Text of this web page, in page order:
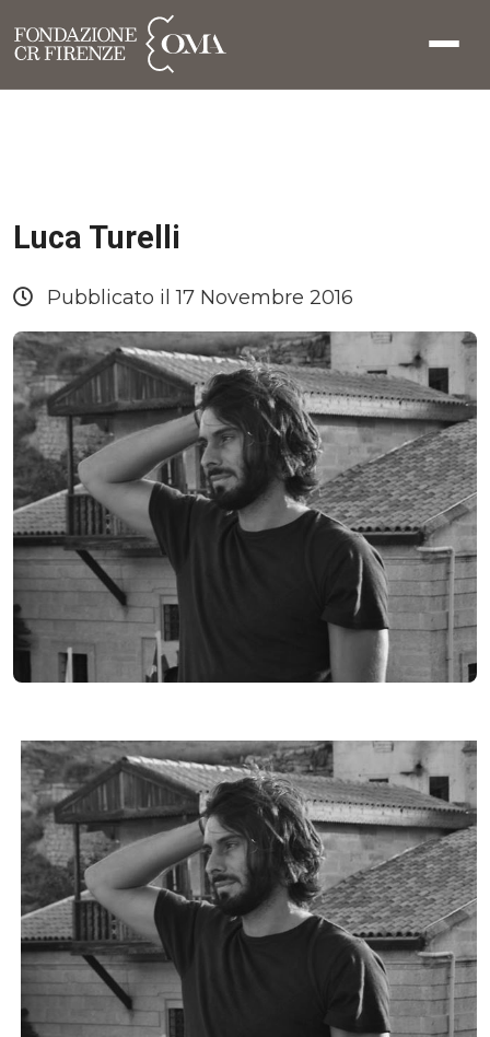
Luca Turelli
Pubblicato il 17 Novembre 2016